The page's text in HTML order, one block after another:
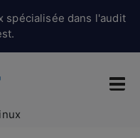
spécialisée dans l'audit